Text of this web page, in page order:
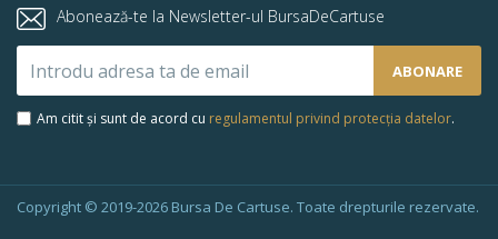
Abonează-te la Newsletter-ul BursaDeCartuse
la
newsletter-
ABONARE
Am citit și sunt de acord cu regulamentul privind protecția datelor.
Copyright © 2019-2026 Bursa De Cartuse. Toate drepturile rezervate.